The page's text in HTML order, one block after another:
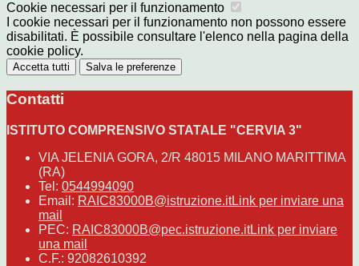
Cookie necessari per il funzionamento
I cookie necessari per il funzionamento non possono essere
disabilitati. È possibile consultare l'elenco nella pagina della
cookie policy.
Accetta tutti Salva le preferenze
Contatti
ISTITUTO COMPRENSIVO STATALE "CERVIA 3"
VIA JELENIA GORA, 2/R 48015 MILANO MARITTIMA
(RA)
Tel: 0544994090
Email: RAIC83000B@istruzione.itLink per inviare una
mail
PEC: RAIC83000B@pec.istruzione.itLink per inviare
una mail
C.F.: 92082610392